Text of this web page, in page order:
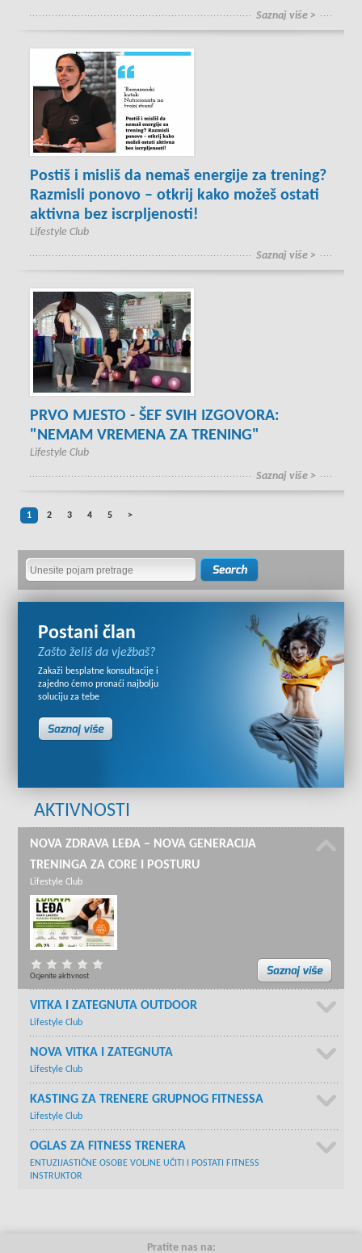
Saznaj više >
Postiš i misliš da nemaš energije za trening?
Razmisli ponovo – otkrij kako možeš ostati
aktivna bez iscrpljenosti!
Lifestyle Club
Saznaj više >
PRVO MJESTO - ŠEF SVIH IZGOVORA:
"NEMAM VREMENA ZA TRENING"
Lifestyle Club
Saznaj više >
1 2 3 4 5 >
Postani član
Zašto želiš da vježbaš?
Zakaži besplatne konsultacije i
zajedno ćemo pronaći najbolju
soluciju za tebe
AKTIVNOSTI
NOVA ZDRAVA LEĐA – NOVA GENERACIJA
TRENINGA ZA CORE I POSTURU
Lifestyle Club
Ocjenite aktivnost
VITKA I ZATEGNUTA OUTDOOR
Lifestyle Club
NOVA VITKA I ZATEGNUTA
Lifestyle Club
KASTING ZA TRENERE GRUPNOG FITNESSA
Lifestyle Club
OGLAS ZA FITNESS TRENERA
ENTUZIJASTIČNE OSOBE VOLJNE UČITI I POSTATI FITNESS
INSTRUKTOR
Pratite nas na: